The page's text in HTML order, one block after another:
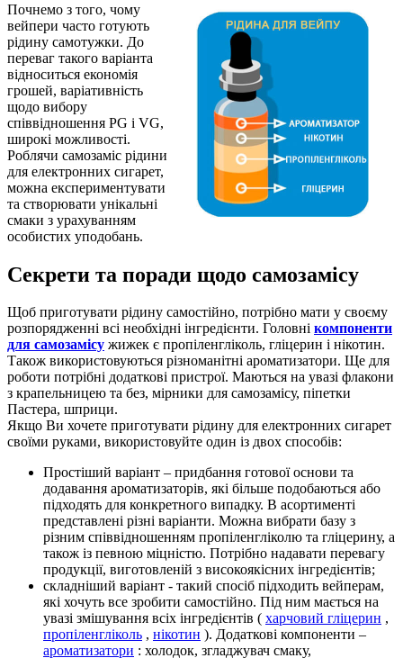
Почнемо з того, чому
вейпери часто готують
рідину самотужки. До
переваг такого варіанта
відноситься економія
грошей, варіативність
щодо вибору
співвідношення PG і VG,
широкі можливості.
Роблячи самозаміс рідини
для електронних сигарет,
можна експериментувати
та створювати унікальні
смаки з урахуванням
особистих уподобань.
Секрети та поради щодо самозамісу
Щоб приготувати рідину самостійно, потрібно мати у своєму
розпорядженні всі необхідні інгредієнти. Головні компоненти
для самозамісу жижек є пропіленгліколь, гліцерин і нікотин.
Також використовуються різноманітні ароматизатори. Ще для
роботи потрібні додаткові пристрої. Маються на увазі флакони
з крапельницею та без, мірники для самозамісу, піпетки
Пастера, шприци.
Якщо Ви хочете приготувати рідину для електронних сигарет
своїми руками, використовуйте один із двох способів:
Простіший варіант – придбання готової основи та
додавання ароматизаторів, які більше подобаються або
підходять для конкретного випадку. В асортименті
представлені різні варіанти. Можна вибрати базу з
різним співвідношенням пропіленгліколю та гліцерину, а
також із певною міцністю. Потрібно надавати перевагу
продукції, виготовленій з високоякісних інгредієнтів;
складніший варіант - такий спосіб підходить вейперам,
які хочуть все зробити самостійно. Під ним мається на
увазі змішування всіх інгредієнтів ( харчовий гліцерин ,
пропіленгліколь , нікотин ). Додаткові компоненти –
ароматизатори : холодок, згладжувач смаку,